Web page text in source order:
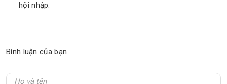
hội nhập.
Bình luận của bạn